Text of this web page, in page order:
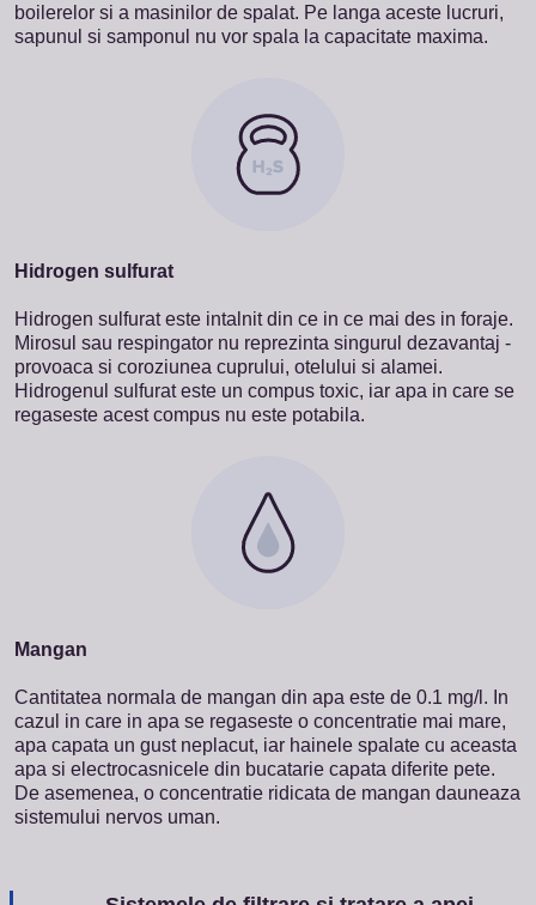
boilerelor si a masinilor de spalat. Pe langa aceste lucruri,
sapunul si samponul nu vor spala la capacitate maxima.
Hidrogen sulfurat
Hidrogen sulfurat este intalnit din ce in ce mai des in foraje.
Mirosul sau respingator nu reprezinta singurul dezavantaj -
provoaca si coroziunea cuprului, otelului si alamei.
Hidrogenul sulfurat este un compus toxic, iar apa in care se
regaseste acest compus nu este potabila.
Mangan
Cantitatea normala de mangan din apa este de 0.1 mg/l. In
cazul in care in apa se regaseste o concentratie mai mare,
apa capata un gust neplacut, iar hainele spalate cu aceasta
apa si electrocasnicele din bucatarie capata diferite pete.
De asemenea, o concentratie ridicata de mangan dauneaza
sistemului nervos uman.